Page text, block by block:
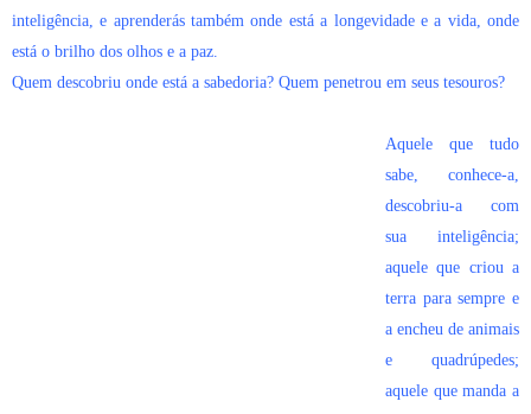
inteligência, e aprenderás também onde está a longevidade e a vida, onde
está o brilho dos olhos e a paz.
Quem descobriu onde está a sabedoria? Quem penetrou em seus tesouros?
Aquele que tudo
sabe, conhece-a,
descobriu-a com
sua inteligência;
aquele que criou a
terra para sempre e
a encheu de animais
e quadrúpedes;
aquele que manda a